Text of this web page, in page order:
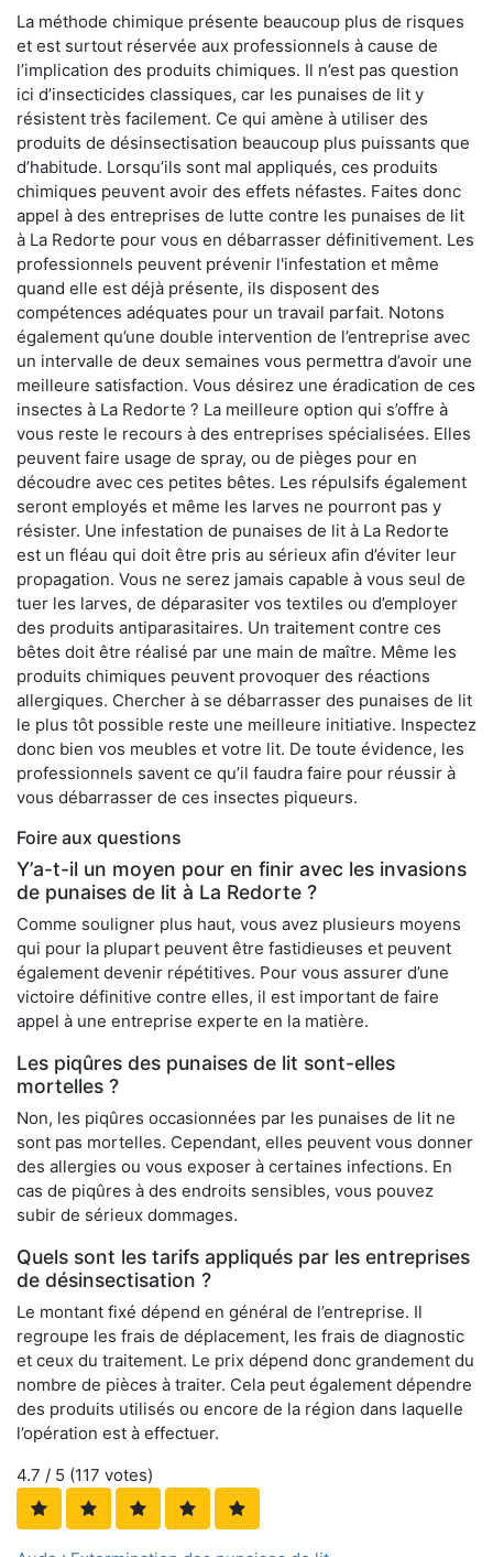
La méthode chimique présente beaucoup plus de risques
et est surtout réservée aux professionnels à cause de
l’implication des produits chimiques. Il n’est pas question
ici d’insecticides classiques, car les punaises de lit y
résistent très facilement. Ce qui amène à utiliser des
produits de désinsectisation beaucoup plus puissants que
d’habitude. Lorsqu’ils sont mal appliqués, ces produits
chimiques peuvent avoir des effets néfastes. Faites donc
appel à des entreprises de lutte contre les punaises de lit
à La Redorte pour vous en débarrasser définitivement. Les
professionnels peuvent prévenir l'infestation et même
quand elle est déjà présente, ils disposent des
compétences adéquates pour un travail parfait. Notons
également qu’une double intervention de l’entreprise avec
un intervalle de deux semaines vous permettra d’avoir une
meilleure satisfaction. Vous désirez une éradication de ces
insectes à La Redorte ? La meilleure option qui s’offre à
vous reste le recours à des entreprises spécialisées. Elles
peuvent faire usage de spray, ou de pièges pour en
découdre avec ces petites bêtes. Les répulsifs également
seront employés et même les larves ne pourront pas y
résister. Une infestation de punaises de lit à La Redorte
est un fléau qui doit être pris au sérieux afin d’éviter leur
propagation. Vous ne serez jamais capable à vous seul de
tuer les larves, de déparasiter vos textiles ou d’employer
des produits antiparasitaires. Un traitement contre ces
bêtes doit être réalisé par une main de maître. Même les
produits chimiques peuvent provoquer des réactions
allergiques. Chercher à se débarrasser des punaises de lit
le plus tôt possible reste une meilleure initiative. Inspectez
donc bien vos meubles et votre lit. De toute évidence, les
professionnels savent ce qu’il faudra faire pour réussir à
vous débarrasser de ces insectes piqueurs.
Foire aux questions
Y’a-t-il un moyen pour en finir avec les invasions
de punaises de lit à La Redorte ?
Comme souligner plus haut, vous avez plusieurs moyens
qui pour la plupart peuvent être fastidieuses et peuvent
également devenir répétitives. Pour vous assurer d’une
victoire définitive contre elles, il est important de faire
appel à une entreprise experte en la matière.
Les piqûres des punaises de lit sont-elles
mortelles ?
Non, les piqûres occasionnées par les punaises de lit ne
sont pas mortelles. Cependant, elles peuvent vous donner
des allergies ou vous exposer à certaines infections. En
cas de piqûres à des endroits sensibles, vous pouvez
subir de sérieux dommages.
Quels sont les tarifs appliqués par les entreprises
de désinsectisation ?
Le montant fixé dépend en général de l’entreprise. Il
regroupe les frais de déplacement, les frais de diagnostic
et ceux du traitement. Le prix dépend donc grandement du
nombre de pièces à traiter. Cela peut également dépendre
des produits utilisés ou encore de la région dans laquelle
l’opération est à effectuer.
4.7 / 5 (117 votes)